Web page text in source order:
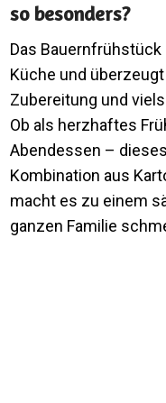
so besonders?
Das
Küche und
Zubereitung und
Ob als herzhaftes
Abendessen –
Kombination aus
macht es zu einem
ganzen Familie